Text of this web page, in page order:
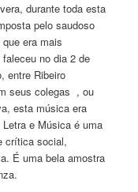
durante toda esta
pelo saudoso
era mais
no dia 2 de
entre Ribeiro
seus colegas , ou
esta música era
e Música é uma
crítica social,
É uma bela amostra